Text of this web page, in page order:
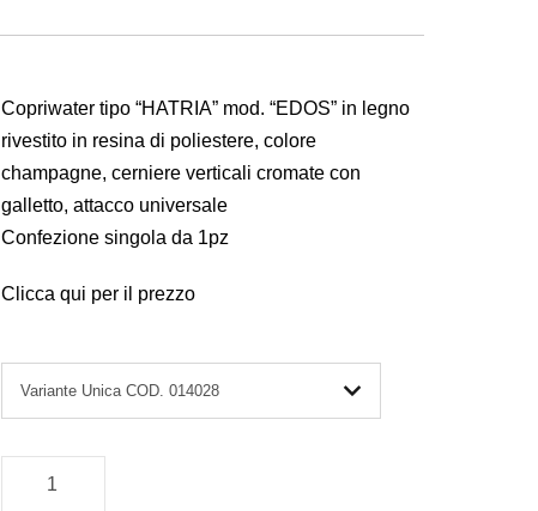
Copriwater tipo “HATRIA” mod. “EDOS” in legno
rivestito in resina di poliestere, colore
champagne, cerniere verticali cromate con
galletto, attacco universale
Confezione singola da 1pz
Clicca qui per il prezzo